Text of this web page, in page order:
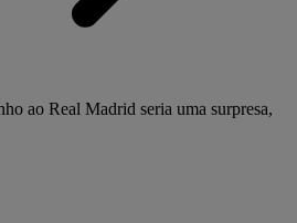
ao Real Madrid seria uma surpresa,